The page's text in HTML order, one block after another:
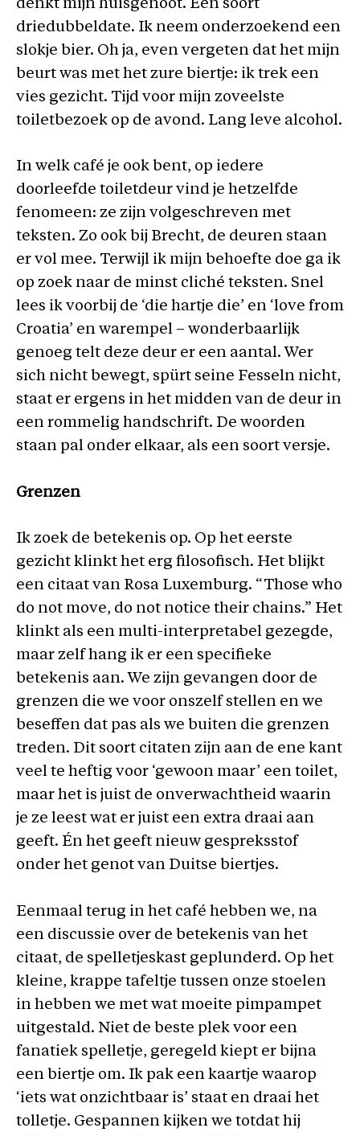
denkt mijn huisgenoot. Een soort
driedubbeldate. Ik neem onderzoekend een
slokje bier. Oh ja, even vergeten dat het mijn
beurt was met het zure biertje: ik trek een
vies gezicht. Tijd voor mijn zoveelste
toiletbezoek op de avond. Lang leve alcohol.
In welk café je ook bent, op iedere
doorleefde toiletdeur vind je hetzelfde
fenomeen: ze zijn volgeschreven met
teksten. Zo ook bij Brecht, de deuren staan
er vol mee. Terwijl ik mijn behoefte doe ga ik
op zoek naar de minst cliché teksten. Snel
lees ik voorbij de ‘die hartje die’ en ‘love from
Croatia’ en warempel – wonderbaarlijk
genoeg telt deze deur er een aantal. Wer
sich nicht bewegt, spürt seine Fesseln nicht,
staat er ergens in het midden van de deur in
een rommelig handschrift. De woorden
staan pal onder elkaar, als een soort versje.
Grenzen
Ik zoek de betekenis op. Op het eerste
gezicht klinkt het erg filosofisch. Het blijkt
een citaat van Rosa Luxemburg. “Those who
do not move, do not notice their chains.” Het
klinkt als een multi-interpretabel gezegde,
maar zelf hang ik er een specifieke
betekenis aan. We zijn gevangen door de
grenzen die we voor onszelf stellen en we
beseffen dat pas als we buiten die grenzen
treden. Dit soort citaten zijn aan de ene kant
veel te heftig voor ‘gewoon maar’ een toilet,
maar het is juist de onverwachtheid waarin
je ze leest wat er juist een extra draai aan
geeft. Én het geeft nieuw gespreksstof
onder het genot van Duitse biertjes.
Eenmaal terug in het café hebben we, na
een discussie over de betekenis van het
citaat, de spelletjeskast geplunderd. Op het
kleine, krappe tafeltje tussen onze stoelen
in hebben we met wat moeite pimpampet
uitgestald. Niet de beste plek voor een
fanatiek spelletje, geregeld kiept er bijna
een biertje om. Ik pak een kaartje waarop
‘iets wat onzichtbaar is’ staat en draai het
tolletje. Gespannen kijken we totdat hij